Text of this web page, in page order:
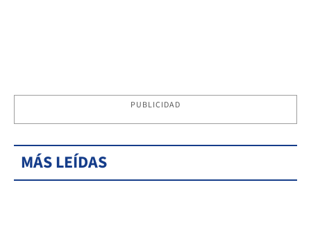
PUBLICIDAD
MÁS LEÍDAS